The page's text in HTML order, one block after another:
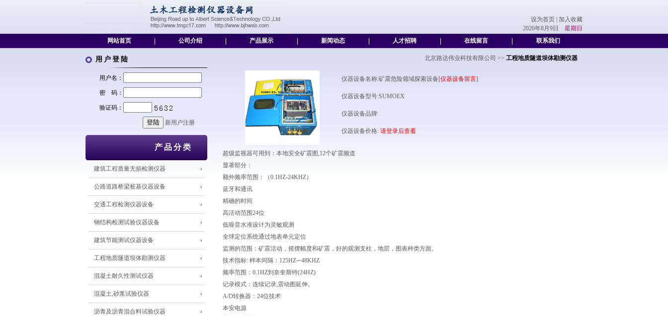
设为首页
加入收藏
2026年8月9日 星期日
网站首页
公司介绍 产品展示 新闻动态 人才招聘 在线留言 联系我们
用户登陆
用户名：
密 码：
验证码：
新用户注册
产品分类
建筑工程质量无损检测仪器
公路道路桥梁桩基仪器设备
交通工程检测仪器设备
钢结构检测试验仪器设备
建筑节能测试仪器设备
工程地质隧道坝体勘测仪器
混凝土耐久性测试仪器
混凝土,砂浆试验仪器
沥青及沥青混合料试验仪器
北京路达伟业科技有限公司 >> 工程地质隧道坝体勘测仪器
仪器设备名称:矿震危险领域探索设备[仪器设备留言]
仪器设备型号:SUMOEX
仪器设备品牌:
仪器设备价格: 请登录后查看
超级监视器可用到：本地安全矿震图,12个矿震频道
显著部分：
额外频率范围：（0.1HZ-24KHZ）
蓝牙和通讯
精确的时间
高活动范围24位
低噪音水准设计为灵敏观测
全球定位系统通过地表单元定位
监测的范围：矿震活动，摇摆幅度和矿震，好的观测支柱，地层，图表种类方面。
技术指标: 样本间隔：125HZ∽48KHZ
频率范围：0.1HZ到奈奎斯特(24HZ)
记录模式：连续记录,震动图延伸。
A/D转换器：24位技术
本安电源